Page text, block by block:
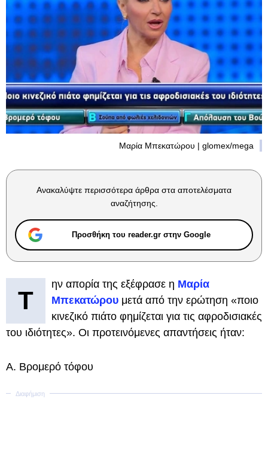
Μαρία Μπεκατώρου | glomex/mega
Ανακαλύψτε περισσότερα άρθρα στα αποτελέσματα
αναζήτησης.
Προσθήκη του reader.gr στην Google
Τ
ην απορία της εξέφρασε η Μαρία
Μπεκατώρου μετά από την ερώτηση «ποιο
κινεζικό πιάτο φημίζεται για τις αφροδισιακές
του ιδιότητες». Οι προτεινόμενες απαντήσεις ήταν:
Α. Βρομερό τόφου